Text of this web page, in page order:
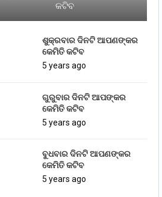
କଟିବ
ଶୁକ୍ରବାର ଦିନଟି ଆପଣଙ୍କର
କେମିତି କଟିବ
5 years ago
ଗୁରୁବାର ଦିନଟି ଆପଙ୍କର
କେମିତି କଟିବ
5 years ago
ବୁଧବାର ଦିନଟି ଆପଣଙ୍କର
କେମିତି କଟିବ
5 years ago